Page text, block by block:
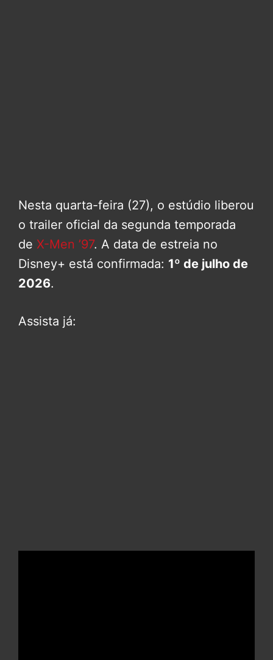
Nesta quarta-feira (27), o estúdio liberou
o trailer oficial da segunda temporada
de X-Men ’97. A data de estreia no
Disney+ está confirmada: 1º de julho de
2026.
Assista já: